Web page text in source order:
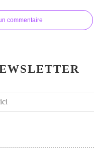
commentaire